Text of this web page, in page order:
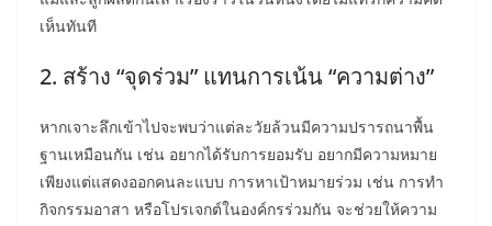
เห็นทันที
2. สร้าง “จุดร่วม” แทนการเน้น “ความต่าง”
หากเจาะลึกเข้าไปจะพบว่าแต่ละวัยล้วนมีความปรารถนาพื้น
ฐานเหมือนกัน เช่น อยากได้รับการยอมรับ อยากมีความหมาย
เพียงแต่แสดงออกคนละแบบ การหาเป้าหมายร่วม เช่น การทำ
กิจกรรมอาสา หรือโปรเจกต์ในองค์กรร่วมกัน จะช่วยให้ความ